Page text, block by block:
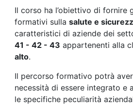
Il corso ha l’obiettivo di fornire
formativi sulla salute e
caratteristici di aziende dei
41 - 42 - 43 appartenenti alla
alto.
Il percorso formativo potrà
necessità di essere integrato e
le specifiche peculiarità